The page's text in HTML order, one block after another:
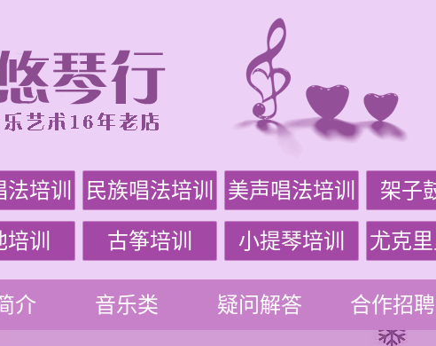
培训 民族唱法培训 美声唱法培训 架子
训 古筝培训 小提琴培训 尤克
介 音乐类 疑问解答 合作招聘